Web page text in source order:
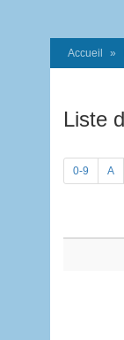
Accueil
Liste
0-9 A